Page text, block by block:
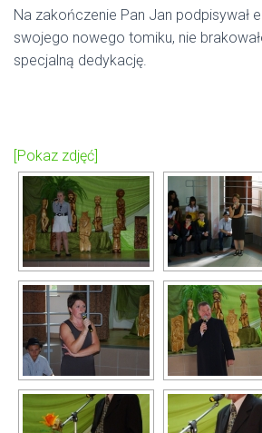
Na zakończenie Pan Jan podpisywał
swojego nowego tomiku, nie
specjalną dedykację.
[Pokaz zdjęć]